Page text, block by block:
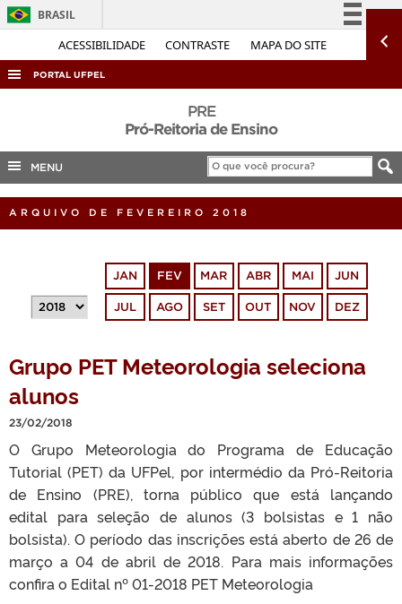
ACESSIBILIDADE CONTRASTE MAPA DO SITE
BRASIL
Simplifique!
Acesso à informação
Legislação
Canais
PORTAL UFPEL
COBALTO
CONCURSOS
PORTARIAS
PRE
Pró-Reitoria de Ensino
MENU
ARQUIVO DE FEVEREIRO 2018
JAN FEV MAR ABR MAI JUN
JUL AGO SET OUT NOV DEZ
Grupo PET Meteorologia seleciona
alunos
23/02/2018
O Grupo Meteorologia do Programa de Educação
Tutorial (PET) da UFPel, por intermédio da Pró-Reitoria
de Ensino (PRE), torna público que está lançando
edital para seleção de alunos (3 bolsistas e 1 não
bolsista). O período das inscrições está aberto de 26 de
março a 04 de abril de 2018. Para mais informações
confira o Edital nº 01-2018 PET Meteorologia